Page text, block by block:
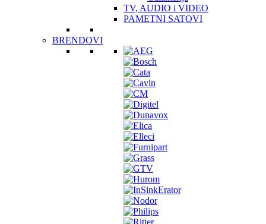
TV, AUDIO i VIDEO
PAMETNI SATOVI
BRENDOVI